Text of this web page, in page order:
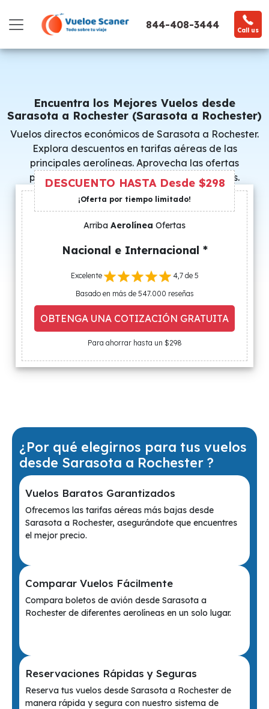
844-408-3444 Call us
Encuentra los Mejores Vuelos desde
Sarasota a Rochester (Sarasota a Rochester)
Vuelos directos económicos de Sarasota a Rochester.
Explora descuentos en tarifas aéreas de las
principales aerolíneas. Aprovecha las ofertas
promocionales y consigue precios especiales.
DESCUENTO HASTA Desde $298
¡Oferta por tiempo limitado!
Arriba Aerolínea Ofertas
Nacional e Internacional *
Excelente
4,7 de 5
Basado en más de 547.000 reseñas
OBTENGA UNA COTIZACIÓN GRATUITA
Para ahorrar hasta un $298
¿Por qué elegirnos para tus vuelos
desde Sarasota a Rochester ?
Vuelos Baratos Garantizados
Ofrecemos las tarifas aéreas más bajas desde
Sarasota a Rochester, asegurándote que encuentres
el mejor precio.
Comparar Vuelos Fácilmente
Compara boletos de avión desde Sarasota a
Rochester de diferentes aerolíneas en un solo lugar.
Reservaciones Rápidas y Seguras
Reserva tus vuelos desde Sarasota a Rochester de
manera rápida y segura con nuestro sistema de